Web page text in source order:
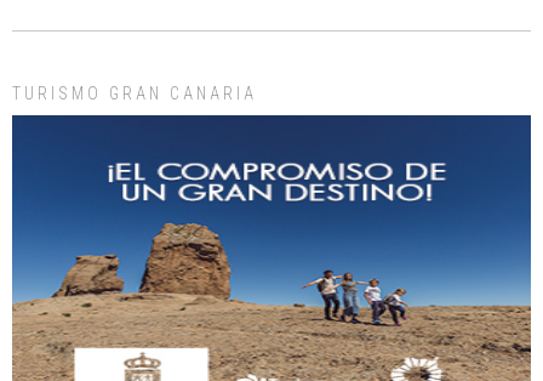
días, ella incluida...
Gato manso encontrado
Este gato macho ha aparecido en la calle hace menos de un mes, es muy
manso y extremadamente cari...
Leales.org » Gran Canaria | 9.7.2025
TURISMO GRAN CANARIA